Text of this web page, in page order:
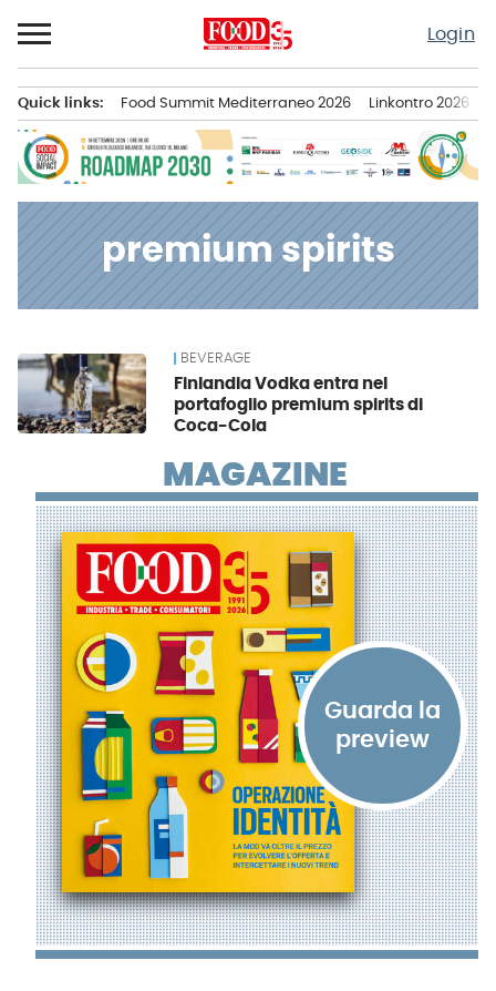
al
contenuto
Login
principale
Quick links: Food Summit Mediterraneo 2026 Linkontro 2026
premium spirits
News BEVERAGE
Finlandia Vodka entra nel
portafoglio premium spirits di
Coca-Cola
MAGAZINE